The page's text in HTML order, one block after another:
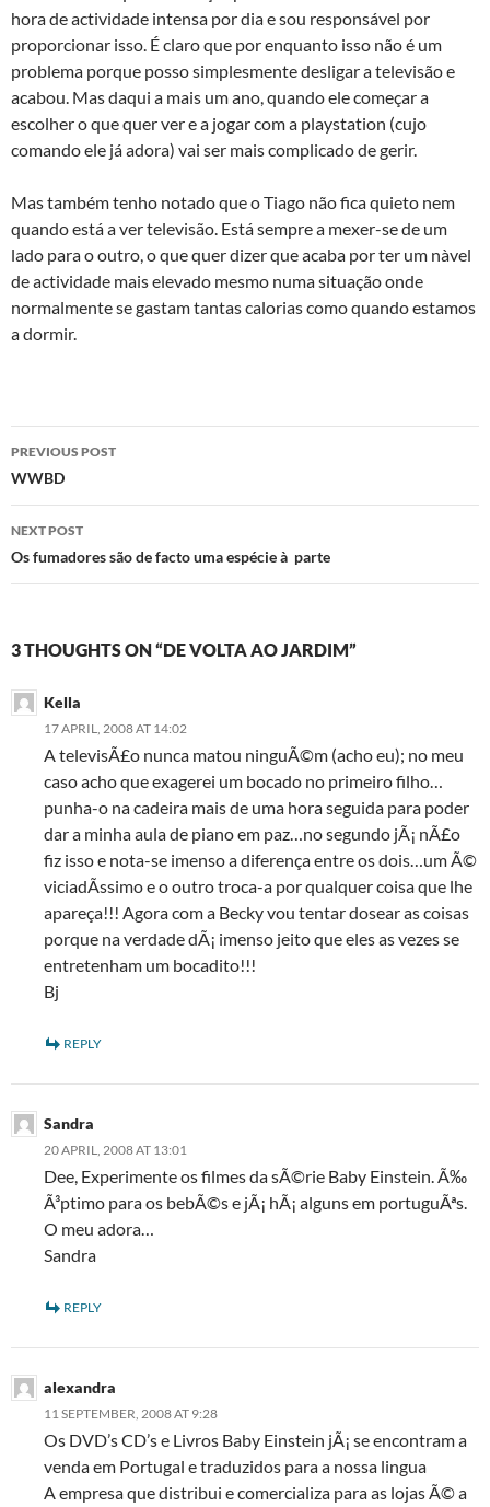
hora de actividade intensa por dia e sou responsável por
proporcionar isso. É claro que por enquanto isso não é um
problema porque posso simplesmente desligar a televisão e
acabou. Mas daqui a mais um ano, quando ele começar a
escolher o que quer ver e a jogar com a playstation (cujo
comando ele já adora) vai ser mais complicado de gerir.
Mas também tenho notado que o Tiago não fica quieto nem
quando está a ver televisão. Está sempre a mexer-se de um
lado para o outro, o que quer dizer que acaba por ter um nà­vel
de actividade mais elevado mesmo numa situação onde
normalmente se gastam tantas calorias como quando estamos
a dormir.
Post
navigation
PREVIOUS POST
WWBD
NEXT POST
Os fumadores são de facto uma espécie à parte
3 THOUGHTS ON “DE VOLTA AO JARDIM”
Kella
17 APRIL, 2008 AT 14:02
A televisÃ£o nunca matou ninguÃ©m (acho eu); no meu
caso acho que exagerei um bocado no primeiro filho…
punha-o na cadeira mais de uma hora seguida para poder
dar a minha aula de piano em paz…no segundo jÃ¡ nÃ£o
fiz isso e nota-se imenso a diferença entre os dois…um Ã©
viciadÃ­ssimo e o outro troca-a por qualquer coisa que lhe
apareça!!! Agora com a Becky vou tentar dosear as coisas
porque na verdade dÃ¡ imenso jeito que eles as vezes se
entretenham um bocadito!!!
Bj
REPLY
Sandra
20 APRIL, 2008 AT 13:01
Dee, Experimente os filmes da sÃ©rie Baby Einstein. Ã‰
Ã³ptimo para os bebÃ©s e jÃ¡ hÃ¡ alguns em portuguÃªs.
O meu adora…
Sandra
REPLY
alexandra
11 SEPTEMBER, 2008 AT 9:28
Os DVD’s CD’s e Livros Baby Einstein jÃ¡ se encontram a
venda em Portugal e traduzidos para a nossa lingua
A empresa que distribui e comercializa para as lojas Ã© a